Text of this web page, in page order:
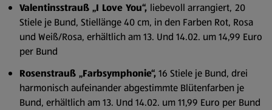
Valentinsstrauß „I Love You“, liebevoll arrangiert, 20
Stiele je Bund, Stiellänge 40 cm, in den Farben Rot, Rosa
und Weiß/Rosa, erhältlich am 13. Und 14.02. um 14,99 Euro
per Bund
Rosenstrauß „Farbsymphonie“,16 Stiele je Bund, drei
harmonisch aufeinander abgestimmte Blütenfarben je
Bund, erhältlich am 13. Und 14.02. um 11,99 Euro per Bund